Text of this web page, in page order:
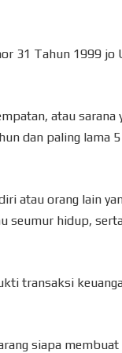
31 Tahun 1999 jo
atau sarana
dan paling lama
atau orang lain
seumur hidup,
transaksi
siapa